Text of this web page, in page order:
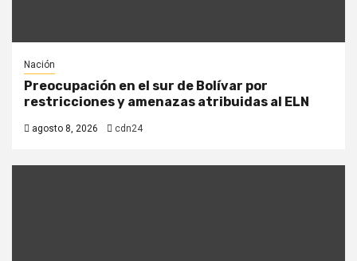
Nación
Preocupación en el sur de Bolívar por
restricciones y amenazas atribuidas al ELN
agosto 8, 2026 cdn24